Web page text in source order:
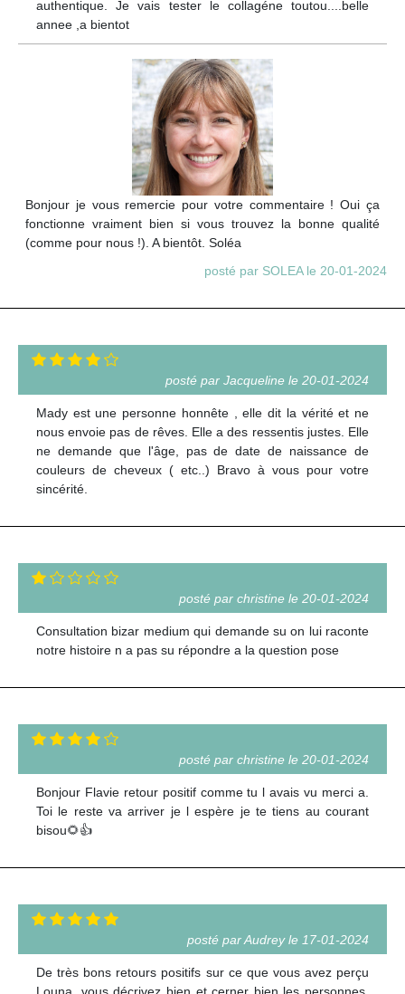
authentique. Je vais tester le collagéne toutou....belle
annee ,a bientot
Bonjour je vous remercie pour votre commentaire ! Oui ça
fonctionne vraiment bien si vous trouvez la bonne qualité
(comme pour nous !). A bientôt. Soléa
posté par SOLEA le 20-01-2024
posté par Jacqueline le 20-01-2024
Mady est une personne honnête , elle dit la vérité et ne
nous envoie pas de rêves. Elle a des ressentis justes. Elle
ne demande que l'âge, pas de date de naissance de
couleurs de cheveux ( etc..) Bravo à vous pour votre
sincérité.
posté par christine le 20-01-2024
Consultation bizar medium qui demande su on lui raconte
notre histoire n a pas su répondre a la question pose
posté par christine le 20-01-2024
Bonjour Flavie retour positif comme tu l avais vu merci a.
Toi le reste va arriver je l espère je te tiens au courant
bisou🌻👍
posté par Audrey le 17-01-2024
De très bons retours positifs sur ce que vous avez perçu